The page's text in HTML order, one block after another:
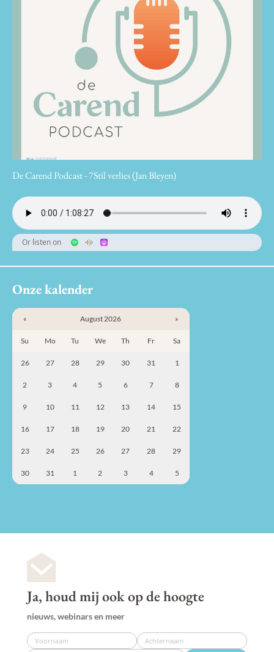
De Carend Podcast - 7Stil verlies (Jan Bleyen)
Or listen on
Onze kalender
« August 2026 »
Su Mo Tu We Th Fr Sa
26 27 28 29 30 31 1
2 3 4 5 6 7 8
9 10 11 12 13 14 15
16 17 18 19 20 21 22
23 24 25 26 27 28 29
30 31 1 2 3 4 5
Ja, houd mij ook op de hoogte
nieuws, webinars en meer